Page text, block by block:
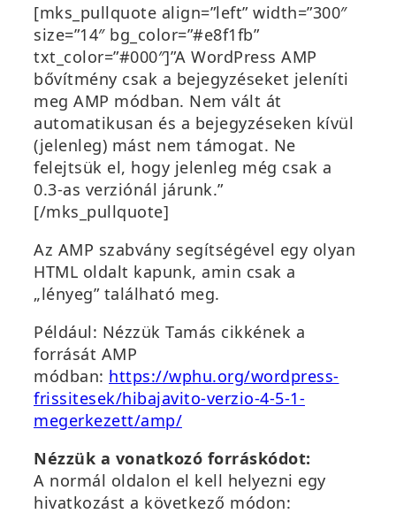
[mks_pullquote align=”left” width=”300″
size=”14″ bg_color=”#e8f1fb”
txt_color=”#000″]”A WordPress AMP
bővítmény csak a bejegyzéseket jeleníti
meg AMP módban. Nem vált át
automatikusan és a bejegyzéseken kívül
(jelenleg) mást nem támogat. Ne
felejtsük el, hogy jelenleg még csak a
0.3-as verziónál járunk.”
[/mks_pullquote]
Az AMP szabvány segítségével egy olyan
HTML oldalt kapunk, amin csak a
„lényeg” található meg.
Például: Nézzük Tamás cikkének a
forrását AMP
módban: https://wphu.org/wordpress-
frissitesek/hibajavito-verzio-4-5-1-
megerkezett/amp/
Nézzük a vonatkozó forráskódot:
A normál oldalon el kell helyezni egy
hivatkozást a következő módon: